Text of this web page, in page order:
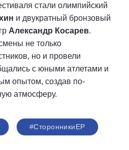
стали олимпийский
и двукратный бронзовый
Александр Косарев.
не только
но и провели
с юными атлетами и
опытом, создав по-
атмосферу.
#СторонникиЕР